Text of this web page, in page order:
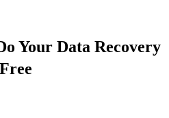
Your Data Recovery
Free